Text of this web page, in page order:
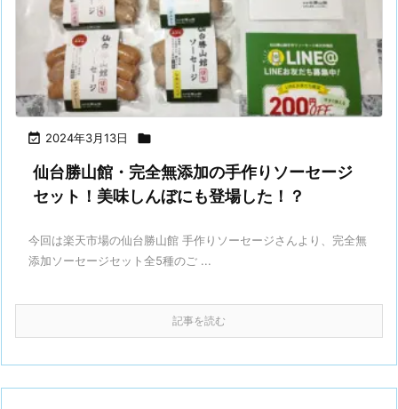
 2024年3月13日 
仙台勝山館・完全無添加の手作りソーセージ
セット！美味しんぼにも登場した！？
今回は楽天市場の仙台勝山館 手作りソーセージさんより、完全無
添加ソーセージセット全5種のご ...
記事を読む